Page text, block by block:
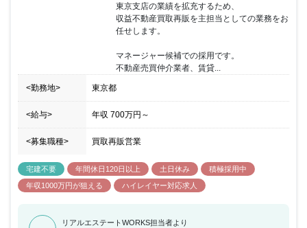
東京支店の業績を拡充するため、
収益不動産買取再販を主担当としての業務をお
任せします。
マネージャー候補での採用です。
不動産売買仲介業者、賃貸...
<勤務地> 東京都
<給与> 年収 700万円 ～
<募集職種> 買取再販営業
宅建不要 年間休日120日以上 土日休み
積極採用中
年収1000万円が狙える
ハイレイヤー対応求人
リアルエステートWORKS担当者より